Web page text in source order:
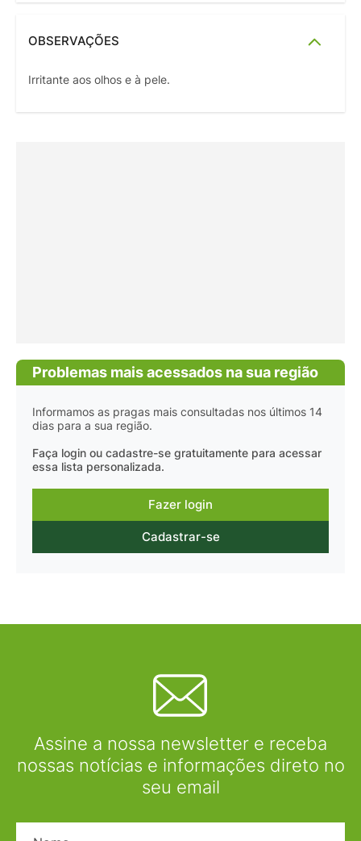
OBSERVAÇÕES
Irritante aos olhos e à pele.
Problemas mais acessados na sua região
Informamos as pragas mais consultadas nos últimos 14
dias para a sua região.
Faça login ou cadastre-se gratuitamente para acessar
essa lista personalizada.
Fazer login
Cadastrar-se
Assine a nossa newsletter e receba
nossas notícias e informações direto no
seu email